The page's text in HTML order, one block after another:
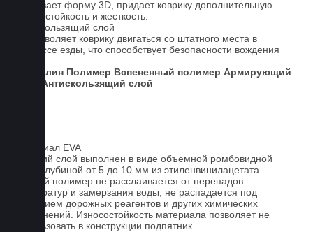
Усиливает форму 3D, придает коврику дополнительную
износостойкость и жесткость.
Антискользящий слой
Не позволяет коврику двигаться со штатного места в
процессе езды, что способствует безопасности вождения
Ковролин Полимер Вспененный полимер Армирующий
Антискользящий слой
Материал EVA
Верхний слой выполнен в виде объемной ромбовидной
сетки глубиной от 5 до 10 мм из этиленвинилацетата.
Данный полимер не расслаивается от перепадов
температур и замерзания воды, не распадается под
действием дорожных реагентов и других химических
загрязнений. Износостойкость материала позволяет не
использовать в конструкции подпятник.